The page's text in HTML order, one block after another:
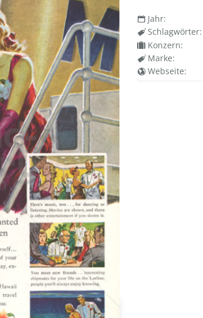
Jahr:
Schlagwörter:
Konzern:
Marke:
Webseite: